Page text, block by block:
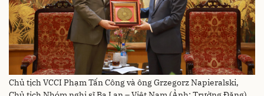
Chủ tịch VCCI Phạm Tấn Công và ông Grzegorz Napieralski,